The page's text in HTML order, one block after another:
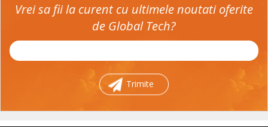
Vrei sa fii la curent cu ultimele noutati oferite
de Global Tech?
Trimite